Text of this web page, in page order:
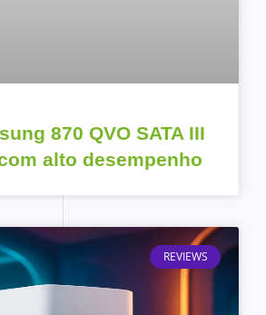
870 QVO SATA III
alto desempenho
REVIEWS